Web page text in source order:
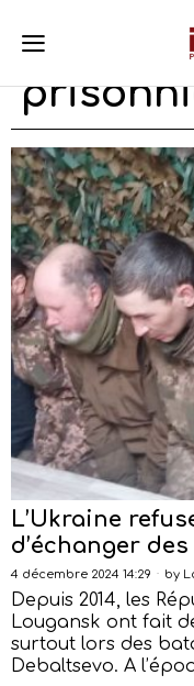
L’Ukraine
d’échanger
4 décembre 2024 14:29 by
Depuis 2014, les
Lougansk ont fait
surtout lors des
Debaltsevo. A